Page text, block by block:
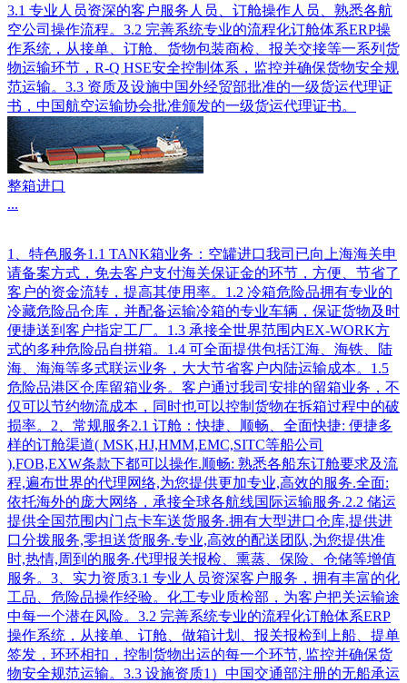
3.1 专业人员资深的客户服务人员、订舱操作人员、熟悉各航
空公司操作流程。3.2 完善系统专业的流程化订舱体系ERP操
作系统，从接单、订舱、货物包装商检、报关交接等一系列货
物运输环节，R-Q HSE安全控制体系，监控并确保货物安全规
范运输。3.3 资质及设施中国外经贸部批准的一级货运代理证
书，中国航空运输协会批准颁发的一级货运代理证书。
整箱进口
...
1、特色服务1.1 TANK箱业务：空罐进口我司已向上海海关申
请备案方式，免去客户支付海关保证金的环节，方便、节省了
客户的资金流转，提高其使用率。1.2 冷箱危险品拥有专业的
冷藏危险品仓库，并配备运输冷箱的专业车辆，保证货物及时
便捷送到客户指定工厂。1.3 承接全世界范围内EX-WORK方
式的多种危险品自拼箱。1.4 可全面提供包括江海、海铁、陆
海、海海等多式联运业务，大大节省客户内陆运输成本。1.5
危险品港区仓库留箱业务。客户通过我司安排的留箱业务，不
仅可以节约物流成本，同时也可以控制货物在拆箱过程中的破
损率。2、常规服务2.1 订舱：快捷、顺畅、全面快捷: 便捷多
样的订舱渠道( MSK,HJ,HMM,EMC,SITC等船公司
),FOB,EXW条款下都可以操作.顺畅: 熟悉各船东订舱要求及流
程,遍布世界的代理网络,为您提供更加专业,高效的服务.全面:
依托海外的庞大网络，承接全球各航线国际运输服务.2.2 储运
提供全国范围内门点卡车送货服务.拥有大型进口仓库,提供进
口分拨服务,零担送货服务.专业,高效的配送团队,为您提供准
时,热情,周到的服务.代理报关报检、熏蒸、保险、仓储等增值
服务。3、实力资质3.1 专业人员资深客户服务，拥有丰富的化
工品、危险品操作经验。化工专业质检部，为客户把关运输途
中每一个潜在风险。3.2 完善系统专业的流程化订舱体系ERP
操作系统，从接单、订舱、做箱计划、报关报检到上船、提单
签发，环环相扣，控制货物出运的每一个环节, 监控并确保货
物安全规范运输。3.3 设施资质1）中国交通部注册的无船承运